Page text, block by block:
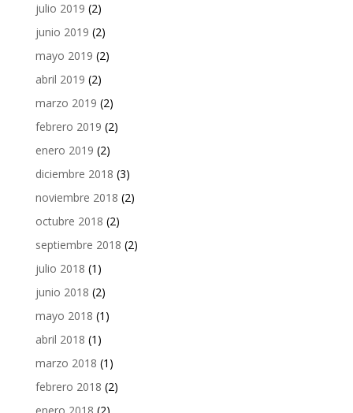
julio 2019 (2)
junio 2019 (2)
mayo 2019 (2)
abril 2019 (2)
marzo 2019 (2)
febrero 2019 (2)
enero 2019 (2)
diciembre 2018 (3)
noviembre 2018 (2)
octubre 2018 (2)
septiembre 2018 (2)
julio 2018 (1)
junio 2018 (2)
mayo 2018 (1)
abril 2018 (1)
marzo 2018 (1)
febrero 2018 (2)